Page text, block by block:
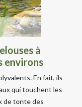
à
environs
En fait, ils
qui touchent les
de tonte des